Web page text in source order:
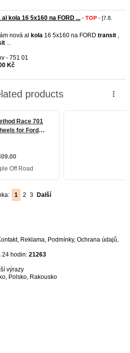
al kola 16 5x160 na FORD ... - TOP - [7.8.
nová al kola 16 5x160 na FORD transit ,
...
- 751 01
Kč
1 2 3 Další
, Reklama, Podmínky, Ochrana údajů,
24 hodin: 21263
výrazy
, Polsko, Rakousko